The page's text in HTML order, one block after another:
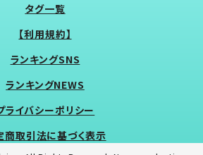
タグ一覧
【利用規約】
ランキングSNS
ランキングNEWS
ライバシーポリシー
商取引法に基づく表示